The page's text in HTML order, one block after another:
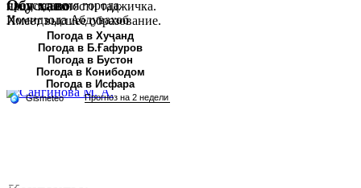
председателя города
Хомидзода Абдувахоб
Абдумаджид родился 8
июня 1978 года в городе
Худжанде. По
национальности...
национальности таджичка.
Имеет высшее образование.
В 1997 ...
Обу хаво
Погода в Хуҷанд
Погода в Б.Ғафуров
Погода в Бустон
Погода в Конибодом
Погода в Исфара